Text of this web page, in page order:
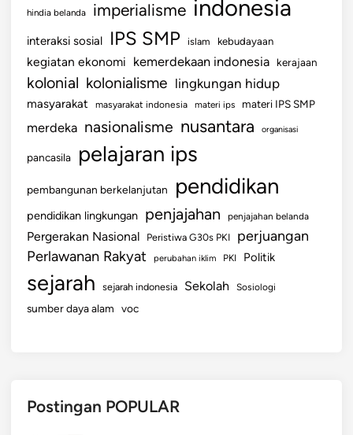
g
n
Z
a
m
a
hindia belanda imperialisme indonesia
interaksi sosial IPS SMP islam kebudayaan
kegiatan ekonomi kemerdekaan indonesia kerajaan
kolonial kolonialisme lingkungan hidup
masyarakat masyarakat indonesia materi ips materi IPS SMP
merdeka nasionalisme nusantara organisasi
pancasila pelajaran ips
pembangunan berkelanjutan pendidikan
pendidikan lingkungan penjajahan penjajahan belanda
Pergerakan Nasional Peristiwa G30s PKI perjuangan
Perlawanan Rakyat perubahan iklim PKI Politik
sejarah sejarah indonesia Sekolah Sosiologi
sumber daya alam voc
Postingan POPULAR